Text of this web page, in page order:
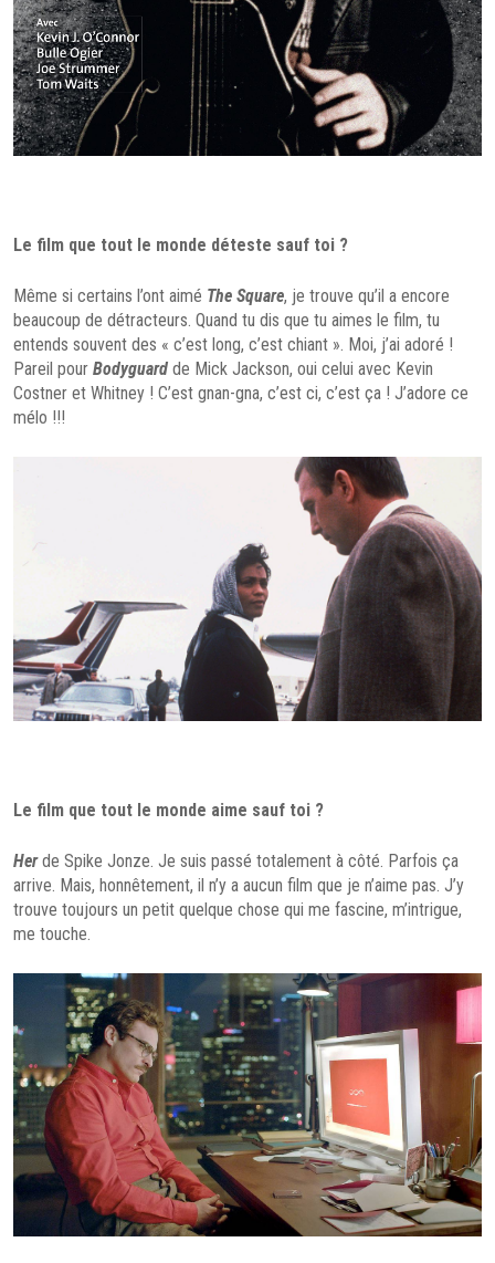
Le film que tout le monde déteste sauf toi ?
Même si certains l’ont aimé The Square, je trouve qu’il a encore
beaucoup de détracteurs. Quand tu dis que tu aimes le film, tu
entends souvent des « c’est long, c’est chiant ». Moi, j’ai adoré !
Pareil pour Bodyguard de Mick Jackson, oui celui avec Kevin
Costner et Whitney ! C’est gnan-gna, c’est ci, c’est ça ! J’adore ce
mélo !!!
Le film que tout le monde aime sauf toi ?
Herde Spike Jonze. Je suis passé totalement à côté. Parfois ça
arrive. Mais, honnêtement, il n’y a aucun film que je n’aime pas. J’y
trouve toujours un petit quelque chose qui me fascine, m’intrigue,
me touche.